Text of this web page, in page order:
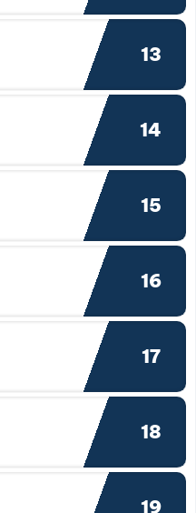
13
14
15
16
17
18
19